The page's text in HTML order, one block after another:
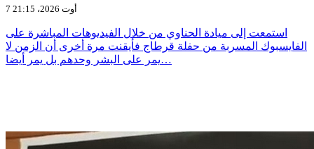
7 أوت 2026، 21:15
استمعت إلى ميادة الحناوي من خلال الفيديوهات المباشرة على
الفايسبوك المسربة من حفلة قرطاج فأيقنت مرة أخرى أن الزمن لا
يمر على البشر وحدهم بل يمر أيضا…